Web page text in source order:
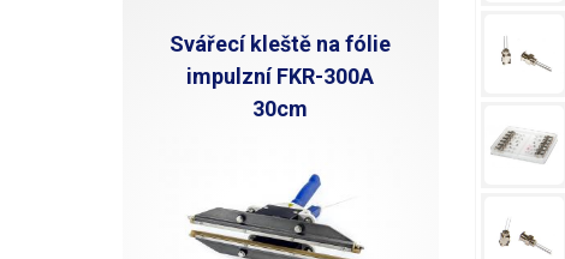
Svářecí kleště na fólie
impulzní FKR-300A
30cm